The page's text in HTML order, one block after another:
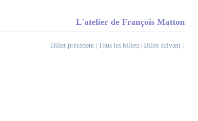
L'atelier de François Matton
Billet précédent Tous les billets Billet suivant